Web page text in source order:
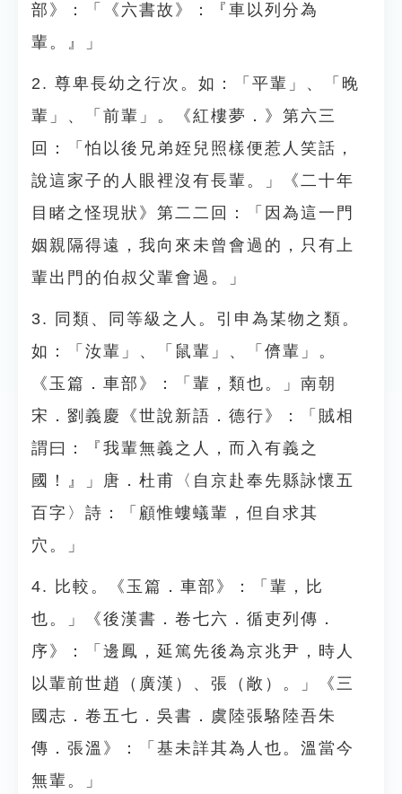
部》：「《六書故》：『車以列分為
輩。』」
2. 尊卑長幼之行次。如：「平輩」、「晚
輩」、「前輩」。《紅樓夢．》第六三
回：「怕以後兄弟姪兒照樣便惹人笑話，
說這家子的人眼裡沒有長輩。」《二十年
目睹之怪現狀》第二二回：「因為這一門
姻親隔得遠，我向來未曾會過的，只有上
輩出門的伯叔父輩會過。」
3. 同類、同等級之人。引申為某物之類。
如：「汝輩」、「鼠輩」、「儕輩」。
《玉篇．車部》：「輩，類也。」南朝
宋．劉義慶《世說新語．德行》：「賊相
謂曰：『我輩無義之人，而入有義之
國！』」唐．杜甫〈自京赴奉先縣詠懷五
百字〉詩：「顧惟螻蟻輩，但自求其
穴。」
4. 比較。《玉篇．車部》：「輩，比
也。」《後漢書．卷七六．循吏列傳．
序》：「邊鳳，延篤先後為京兆尹，時人
以輩前世趙（廣漢）、張（敞）。」《三
國志．卷五七．吳書．虞陸張駱陸吾朱
傳．張溫》：「基未詳其為人也。溫當今
無輩。」